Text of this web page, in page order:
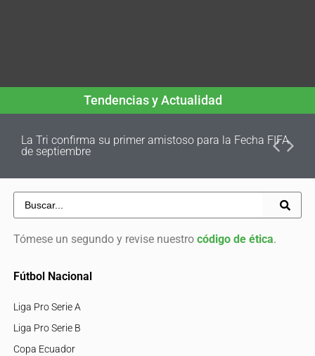
Tendencias y Actualidad
La Tri confirma su primer amistoso para la Fecha FIFA
de septiembre
Tómese un segundo y revise nuestro código de ética.
Fútbol Nacional
Liga Pro Serie A
Liga Pro Serie B
Copa Ecuador